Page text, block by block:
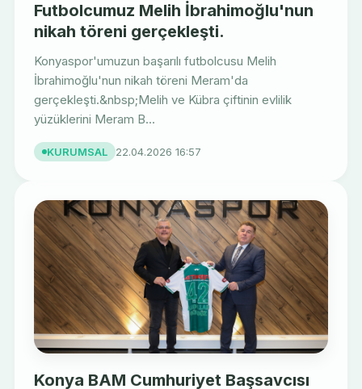
Futbolcumuz Melih İbrahimoğlu'nun
nikah töreni gerçekleşti.
Konyaspor'umuzun başarılı futbolcusu Melih
İbrahimoğlu'nun nikah töreni Meram'da
gerçekleşti.&nbsp;Melih ve Kübra çiftinin evlilik
yüzüklerini Meram B...
KURUMSAL 22.04.2026 16:57
Konya BAM Cumhuriyet Başsavcısı